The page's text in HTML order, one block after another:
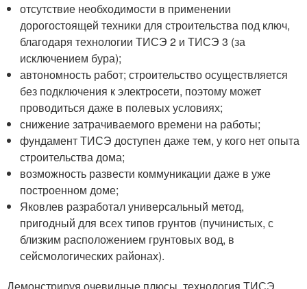
отсутствие необходимости в применении
дорогостоящей техники для строительства под ключ,
благодаря технологии ТИСЭ 2 и ТИСЭ 3 (за
исключением бура);
автономность работ; строительство осуществляется
без подключения к электросети, поэтому может
проводиться даже в полевых условиях;
снижение затрачиваемого времени на работы;
фундамент ТИСЭ доступен даже тем, у кого нет опыта
строительства дома;
возможность развести коммуникации даже в уже
построенном доме;
Яковлев разработал универсальный метод,
пригодный для всех типов грунтов (пучинистых, с
близким расположением грунтовых вод, в
сейсмологических районах).